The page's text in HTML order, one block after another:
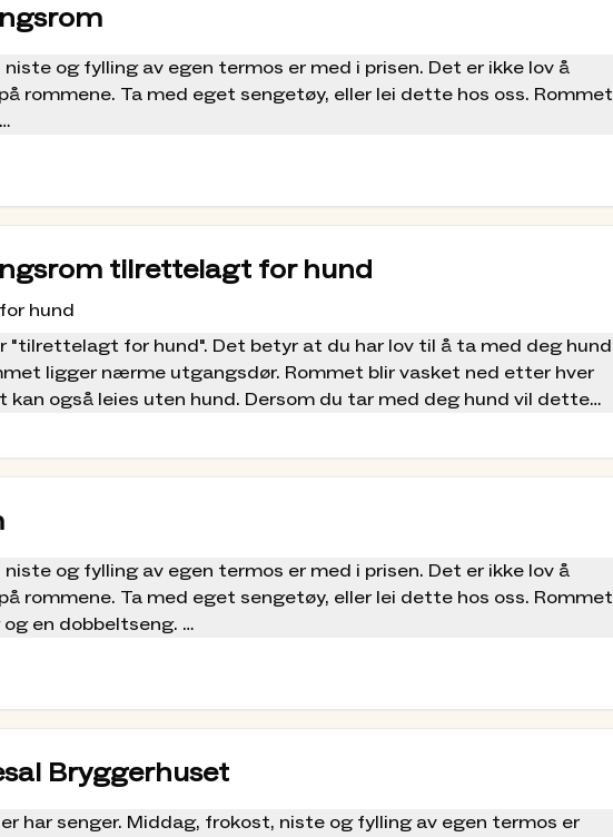
spillemidlene tilNorsk Tipping.
rommet:
må vi bruke alle senger. Reiser du alene, og velger dobbeltrom,
flere på rommet. Dersom dere er tre personer, så er det plass til
Ta kontakt med oss dersom dere er 3 personer i samme følge.
og fylling av egen termos er med i prisen. Det er ikke lov å
rommene. Ta med eget sengetøy, eller lei dette hos oss. Rommet
er også plass til 1 – 2 madrasser på rommet.
tilrettelagt for hund
hund
"tilrettelagt for hund". Det betyr at du har lov til å ta med deg hund
ligger nærme utgangsdør. Rommet blir vasket ned etter hver
kan også leies uten hund. Dersom du tar med deg hund vil dette
og fylling av egen termos er med i prisen. Det er ikke lov å
rommet:
må vi bruke alle senger. Er dere færre enn 4, så kan det komme
er også plass til 1 – 2 madrasser på rommet. Ta kontakt med
5 – 6 personer i samme følge.
og fylling av egen termos er med i prisen. Det er ikke lov å
rommene. Ta med eget sengetøy, eller lei dette hos oss. Rommet
og en dobbeltseng.
er også plass til 1 – 2 madrasser på rommet.
Bryggerhuset
har senger. Middag, frokost, niste og fylling av egen termos er